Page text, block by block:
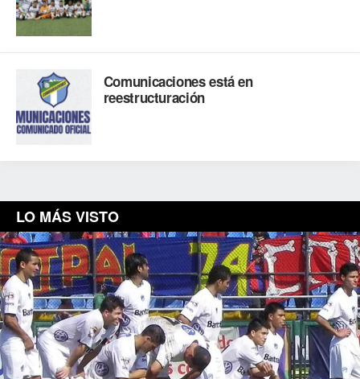
Comunicaciones está en
reestructuración
LO MÁS VISTO